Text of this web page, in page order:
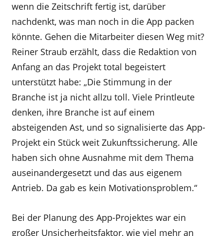
wenn die Zeitschrift fertig ist, darüber
nachdenkt, was man noch in die App packen
könnte. Gehen die Mitarbeiter diesen Weg mit?
Reiner Straub erzählt, dass die Redaktion von
Anfang an das Projekt total begeistert
unterstützt habe: „Die Stimmung in der
Branche ist ja nicht allzu toll. Viele Printleute
denken, ihre Branche ist auf einem
absteigenden Ast, und so signalisierte das App-
Projekt ein Stück weit Zukunftssicherung. Alle
haben sich ohne Ausnahme mit dem Thema
auseinandergesetzt und das aus eigenem
Antrieb. Da gab es kein Motivationsproblem.“
Bei der Planung des App-Projektes war ein
großer Unsicherheitsfaktor, wie viel mehr an